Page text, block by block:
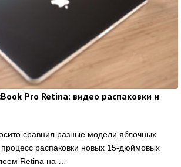
Pro Retina: видео распаковки и
сравнил разные модели яблочных
процесс распаковки новых 15-дюймовых
Retina на …